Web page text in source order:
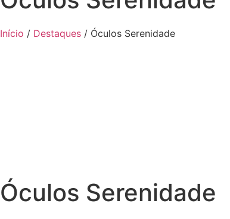
Início / Destaques / Óculos Serenidade
Óculos Serenidade